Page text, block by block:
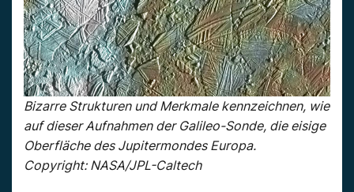
Bizarre Strukturen und Merkmale kennzeichnen, wie
auf dieser Aufnahmen der Galileo-Sonde, die eisige
Oberfläche des Jupitermondes Europa.
Copyright: NASA/JPL-Caltech